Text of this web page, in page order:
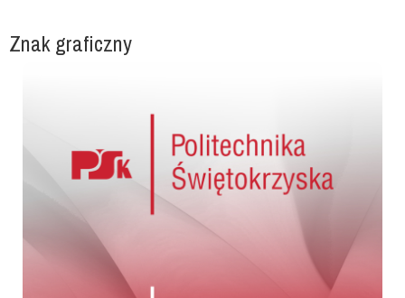
Znak graficzny